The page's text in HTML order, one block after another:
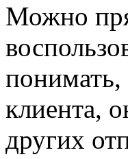
Можно
клиента,
других